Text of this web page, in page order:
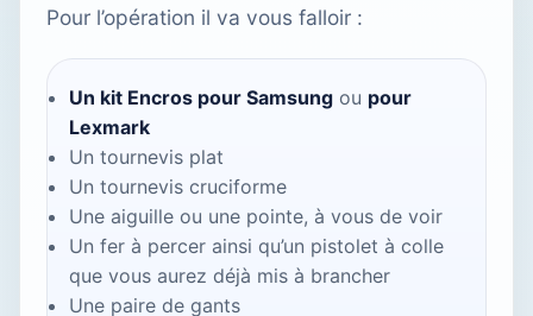
Pour l’opération il va vous falloir :
Un kit Encros pour Samsung ou pour
Lexmark
Un tournevis plat
Un tournevis cruciforme
Une aiguille ou une pointe, à vous de voir
Un fer à percer ainsi qu’un pistolet à colle
que vous aurez déjà mis à brancher
Une paire de gants